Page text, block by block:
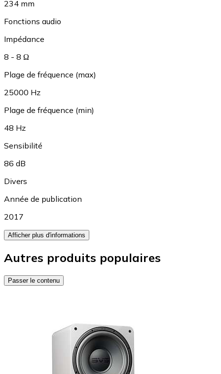
234 mm
Fonctions audio
Impédance
8 - 8 Ω
Plage de fréquence (max)
25000 Hz
Plage de fréquence (min)
48 Hz
Sensibilité
86 dB
Divers
Année de publication
2017
Afficher plus d'informations
Autres produits populaires
Passer le contenu